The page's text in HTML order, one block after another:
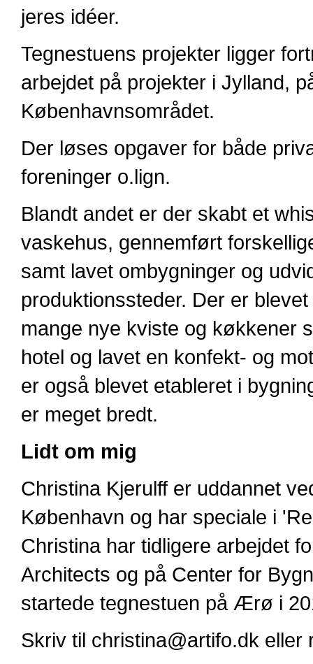
jeres idéer.
Tegnestuens projekter ligger
arbejdet på projekter i Jylland,
Københavnsområdet.
Der løses opgaver for både
foreninger o.lign.
Blandt andet er der skabt et
vaskehus, gennemført
samt lavet ombygninger og
produktionssteder. Der er
mange nye kviste og køkkener
hotel og lavet en konfekt- og
er også blevet etableret i
er meget bredt.
Lidt om mig
Christina Kjerulff er uddannet
København og har speciale i
Christina har tidligere arbejdet
Architects og på Center for
startede tegnestuen på Ærø i
Skriv til christina@artifo.dk eller